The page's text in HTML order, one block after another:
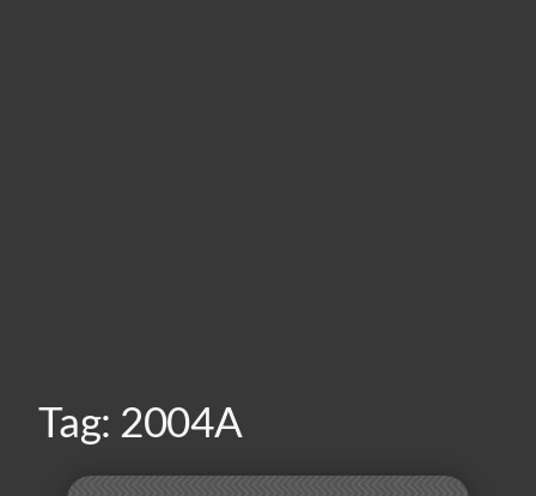
Tag: 2004A